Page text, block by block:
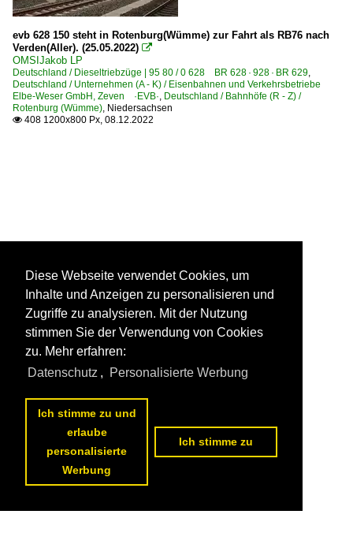
evb 628 150 steht in Rotenburg(Wümme) zur Fahrt als RB76 nach
Verden(Aller). (25.05.2022) 
OMSIJakob LP
Deutschland / Dieseltriebzüge | 95 80 / 0 628 BR 628 · 928 · BR 629,
Deutschland / Unternehmen (A - K) / Eisenbahnen und Verkehrsbetriebe
Elbe-Weser GmbH, Zeven ·EVB·, Deutschland / Bahnhöfe (R - Z) /
Rotenburg (Wümme), Niedersachsen
 408 1200x800 Px, 08.12.2022
Diese Webseite verwendet Cookies, um
Inhalte und Anzeigen zu personalisieren und
Zugriffe zu analysieren. Mit der Nutzung
stimmen Sie der Verwendung von Cookies
zu. Mehr erfahren:
Datenschutz , Personalisierte Werbung
Ich stimme zu und
erlaube
personalisierte
Werbung
Ich stimme zu